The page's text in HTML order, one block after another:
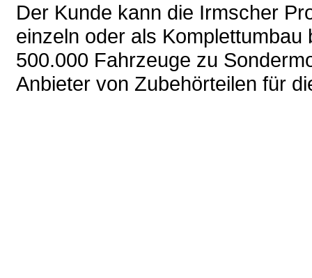
Der Kunde kann die Irmscher
einzeln oder als
500.000 Fahrzeuge zu
Anbieter von Zubehörteilen für